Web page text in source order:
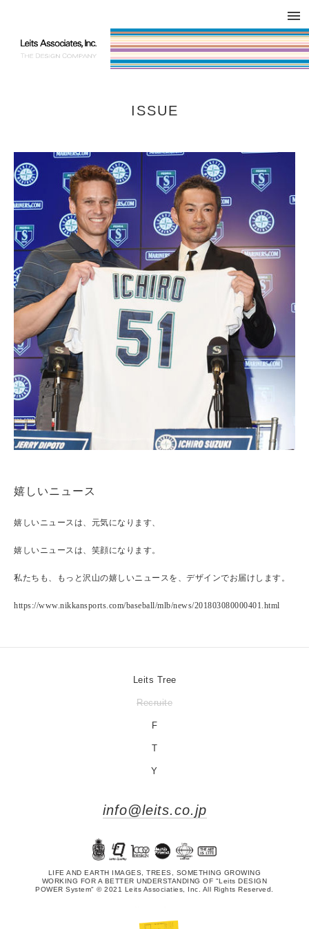
ISSUE
嬉しいニュース
嬉しいニュースは、元気になります、
嬉しいニュースは、笑顔になります。
私たちも、もっと沢山の嬉しいニュースを、デザインでお届けします。
https://www.nikkansports.com/baseball/mlb/news/201803080000401.html
Leits Tree
Recruite
F
T
Y
info@leits.co.jp
LIFE AND EARTH IMAGES, TREES, SOMETHING GROWING
WORKING FOR A BETTER UNDERSTANDING OF "Leits DESIGN
POWER System" © 2021 Leits Associaties, Inc. All Rights Reserved.